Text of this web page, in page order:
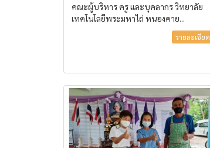
คณะผู้บริหาร ครู และบุคลากร วิทยาลัย
เทคโนโลยีพระมหาไถ่ หนองคาย...
รายละเอียด